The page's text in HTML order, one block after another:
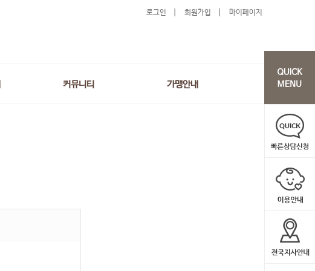
로그인 회원가입 마이페이지
커뮤니티 가맹안내